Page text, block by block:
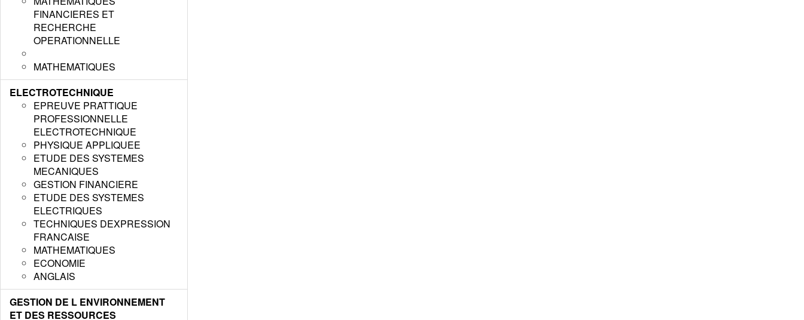
FINANCIERES ET
RECHERCHE
OPERATIONNELLE
MATHEMATIQUES
ELECTROTECHNIQUE
EPREUVE PRATTIQUE
PROFESSIONNELLE
ELECTROTECHNIQUE
PHYSIQUE APPLIQUEE
ETUDE DES SYSTEMES
MECANIQUES
GESTION FINANCIERE
ETUDE DES SYSTEMES
ELECTRIQUES
TECHNIQUES DEXPRESSION
FRANCAISE
MATHEMATIQUES
ECONOMIE
ANGLAIS
GESTION DE L ENVIRONNEMENT
ET DES RESSOURCES